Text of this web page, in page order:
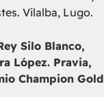
Vilalba, Lugo.
Silo Blanco,
López. Pravia,
Champion Gold